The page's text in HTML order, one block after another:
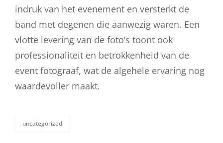
indruk van het evenement en versterkt de
band met degenen die aanwezig waren. Een
vlotte levering van de foto’s toont ook
professionaliteit en betrokkenheid van de
event fotograaf, wat de algehele ervaring nog
waardevoller maakt.
categorieën
uncategorized